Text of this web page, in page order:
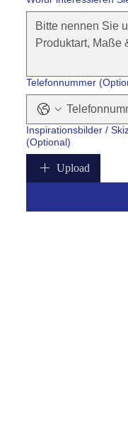
Telefonnummer
Inspirationsbilder /
(Optional)
Upload